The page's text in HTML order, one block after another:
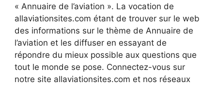
« Annuaire de l’aviation ». La vocation de
allaviationsites.com étant de trouver sur le web
des informations sur le thème de Annuaire de
l’aviation et les diffuser en essayant de
répondre du mieux possible aux questions que
tout le monde se pose. Connectez-vous sur
notre site allaviationsites.com et nos réseaux